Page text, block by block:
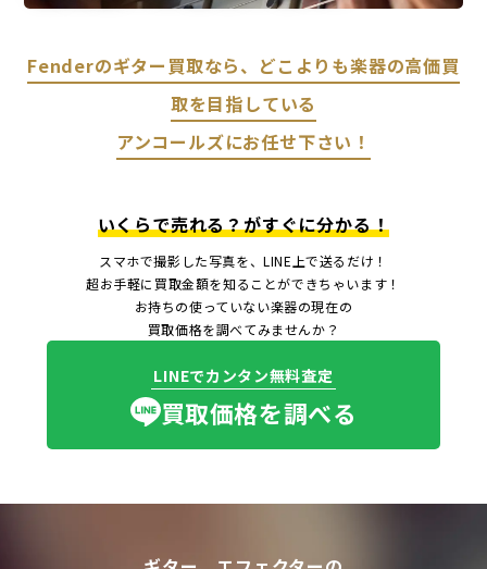
Fenderのギター買取なら、どこよりも楽器の高価買
取を目指している
アンコールズにお任せ下さい！
いくらで売れる？がすぐに分かる！
スマホで撮影した写真を、LINE上で送るだけ！
超お手軽に買取金額を知ることができちゃいます！
お持ちの使っていない楽器の現在の
買取価格を調べてみませんか？
LINEでカンタン無料査定
買取価格を調べる